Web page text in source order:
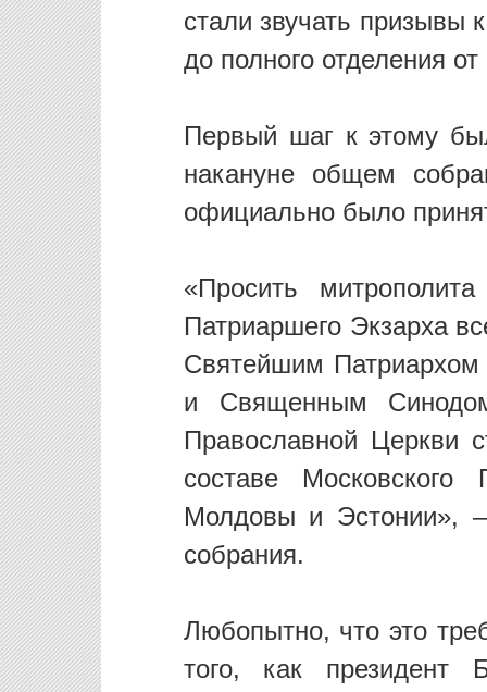
стали звучать призывы
до полного отделения
Первый шаг к этому
накануне общем
официально было
«Просить
Патриаршего Экзарха
Святейшим
и Священным
Православной Церкви
составе
Молдовы и Эстонии»,
собрания.
Любопытно, что это
того, как президент